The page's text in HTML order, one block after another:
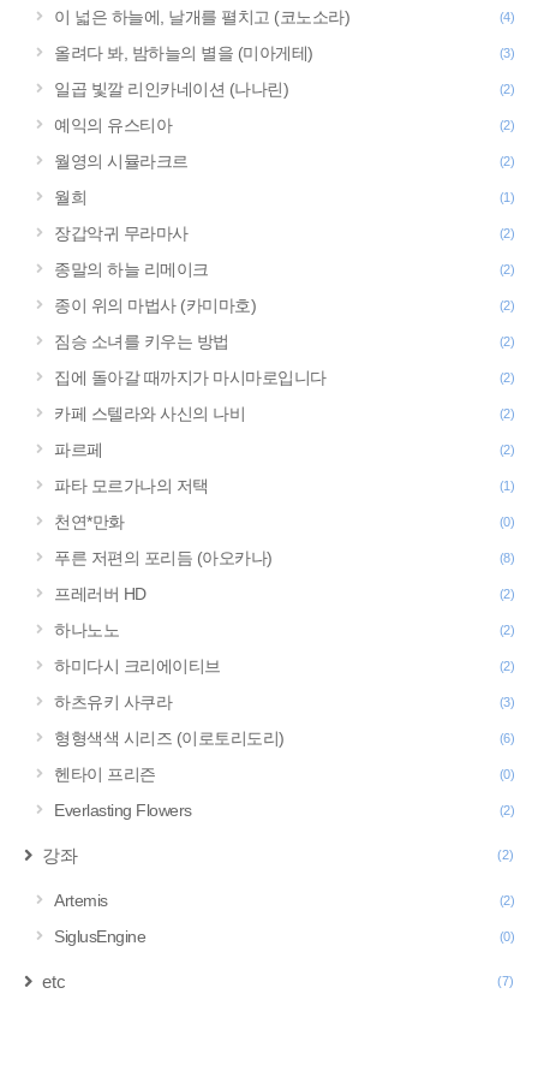
이 넓은 하늘에, 날개를 펼치고 (코노소라) (4)
올려다 봐, 밤하늘의 별을 (미아게테) (3)
일곱 빛깔 리인카네이션 (나나린) (2)
예익의 유스티아 (2)
월영의 시뮬라크르 (2)
월희 (1)
장갑악귀 무라마사 (2)
종말의 하늘 리메이크 (2)
종이 위의 마법사 (카미마호) (2)
짐승 소녀를 키우는 방법 (2)
집에 돌아갈 때까지가 마시마로입니다 (2)
카페 스텔라와 사신의 나비 (2)
파르페 (2)
파타 모르가나의 저택 (1)
천연*만화 (0)
푸른 저편의 포리듬 (아오카나) (8)
프레러버 HD (2)
하나노노 (2)
하미다시 크리에이티브 (2)
하츠유키 사쿠라 (3)
형형색색 시리즈 (이로토리도리) (6)
헨타이 프리즌 (0)
Everlasting Flowers (2)
강좌 (2)
Artemis (2)
SiglusEngine (0)
etc (7)